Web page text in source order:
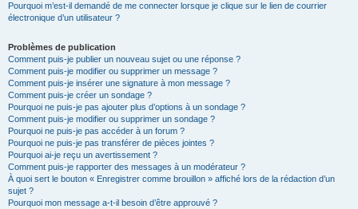
Pourquoi m’est-il demandé de me connecter lorsque je clique sur le lien de courrier
électronique d’un utilisateur ?
Problèmes de publication
Comment puis-je publier un nouveau sujet ou une réponse ?
Comment puis-je modifier ou supprimer un message ?
Comment puis-je insérer une signature à mon message ?
Comment puis-je créer un sondage ?
Pourquoi ne puis-je pas ajouter plus d’options à un sondage ?
Comment puis-je modifier ou supprimer un sondage ?
Pourquoi ne puis-je pas accéder à un forum ?
Pourquoi ne puis-je pas transférer de pièces jointes ?
Pourquoi ai-je reçu un avertissement ?
Comment puis-je rapporter des messages à un modérateur ?
À quoi sert le bouton « Enregistrer comme brouillon » affiché lors de la rédaction d’un
sujet ?
Pourquoi mon message a-t-il besoin d’être approuvé ?